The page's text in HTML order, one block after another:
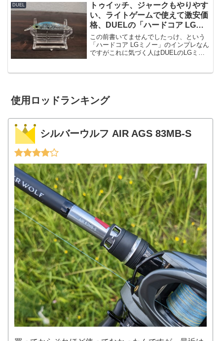
す。SLは「SLIMLONG」の略ですね。こ
れ...
DUEL
トゥイッチ、ジャークもやりやす
い、ライトゲームで使えて激安価
格、DUELの「ハードコア LGミ
ノー（S）」のインプレ
この前書いてませんでしたっけ、という
「ハードコア LGミノー」のインプレなん
ですがこれに気づく人はDUELのLGミノ
使用ロッドランキング
シルバーウルフ AIR AGS 83MB-S